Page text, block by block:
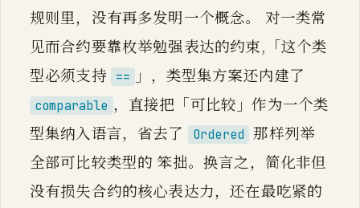
规则里，没有再多发明一个概念。 对一类常
见而合约要靠枚举勉强表达的约束,「这个类
型必须支持
== 」，类型集方案还内建了
comparable ，直接把「可比较」作为一个类
型集纳入语言，省去了
Ordered
那样列举
全部可比较类型的 笨拙。换言之，简化非但
没有损失合约的核心表达力，还在最吃紧的